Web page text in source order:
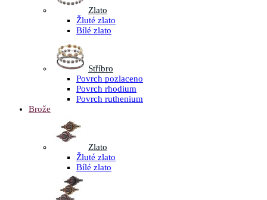
Zlato
Žluté zlato
Bílé zlato
Stříbro
Povrch pozlaceno
Povrch rhodium
Povrch ruthenium
Brože
Zlato
Žluté zlato
Bílé zlato